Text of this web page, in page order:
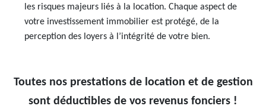
les risques majeurs liés à la location. Chaque aspect de
votre investissement immobilier est protégé, de la
perception des loyers à l’intégrité de votre bien.
Toutes nos prestations de location et de gestion
sont déductibles de vos revenus fonciers !